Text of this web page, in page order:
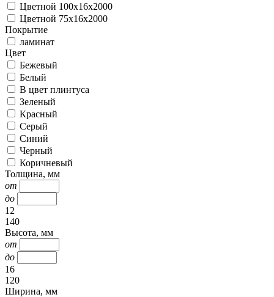
Цветной 100x16х2000
Цветной 75х16х2000
Покрытие
ламинат
Цвет
Бежевый
Белый
В цвет плинтуса
Зеленый
Красный
Серый
Синий
Черный
Коричневый
Толщина, мм
от
до
12
140
Высота, мм
от
до
16
120
Ширина, мм